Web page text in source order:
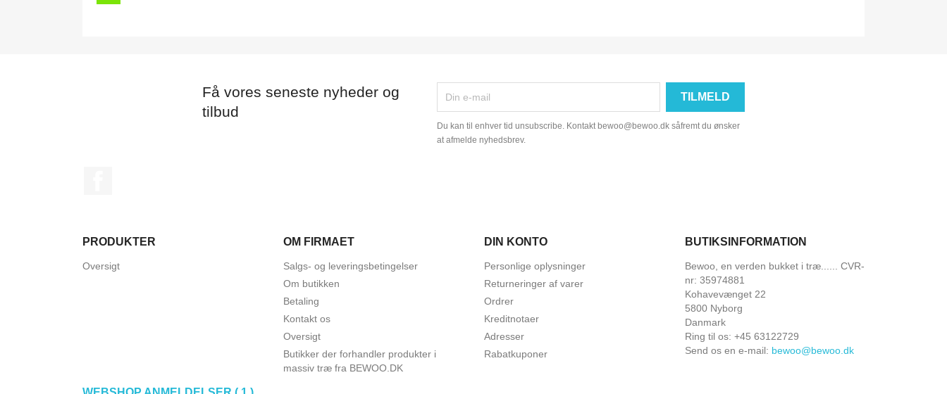
Få vores seneste nyheder og
tilbud
Du kan til enhver tid unsubscribe. Kontakt bewoo@bewoo.dk såfremt du ønsker
at afmelde nyhedsbrev.
PRODUKTER
Oversigt
OM FIRMAET
Salgs- og leveringsbetingelser
Om butikken
Betaling
Kontakt os
Oversigt
Butikker der forhandler produkter i
massiv træ fra BEWOO.DK
DIN KONTO
Personlige oplysninger
Returneringer af varer
Ordrer
Kreditnotaer
Adresser
Rabatkuponer
BUTIKSINFORMATION
Bewoo, en verden bukket i træ...... CVR-
nr: 35974881
Kohavevænget 22
5800 Nyborg
Danmark
Ring til os: +45 63122729
Send os en e-mail: bewoo@bewoo.dk